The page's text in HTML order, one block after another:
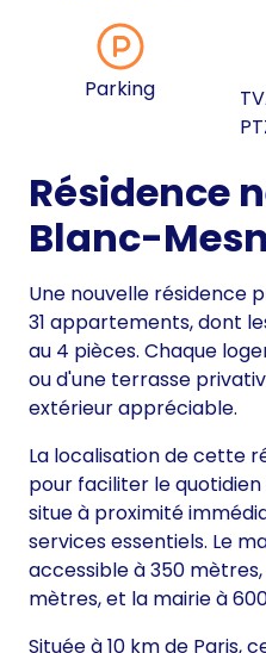
Parking
Résidence
Blanc-
Une nouvelle résidence
31 appartements, dont
au 4 pièces. Chaque
ou d'une terrasse
extérieur appréciable.
La localisation de cette
pour faciliter le quotidien
situe à proximité
services essentiels. Le
accessible à 350 mètres,
mètres, et la mairie à
Située à 10 km de Paris,